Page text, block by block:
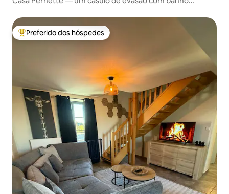
Entre os melhores preferidos dos hóspedes
Preferido dos hóspedes